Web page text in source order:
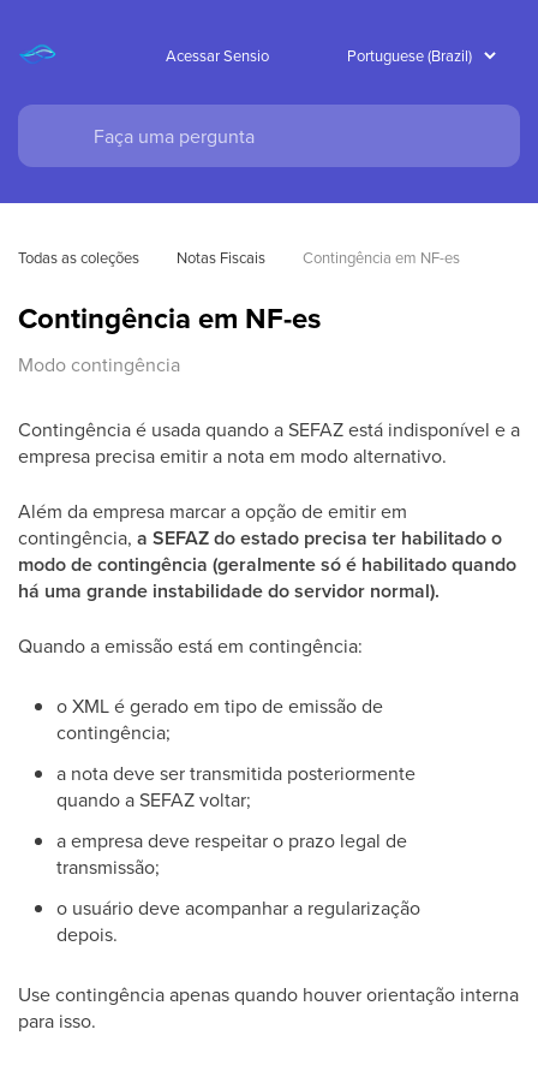
Acessar Sensio
Todas as coleções Notas Fiscais Contingência em NF-es
Contingência em NF-es
Modo contingência
Contingência é usada quando a SEFAZ está indisponível e a
empresa precisa emitir a nota em modo alternativo.
Além da empresa marcar a opção de emitir em
contingência, a SEFAZ do estado precisa ter habilitado o
modo de contingência (geralmente só é habilitado quando
há uma grande instabilidade do servidor normal).
Quando a emissão está em contingência:
o XML é gerado em tipo de emissão de
contingência;
a nota deve ser transmitida posteriormente
quando a SEFAZ voltar;
a empresa deve respeitar o prazo legal de
transmissão;
o usuário deve acompanhar a regularização
depois.
Use contingência apenas quando houver orientação interna
para isso.